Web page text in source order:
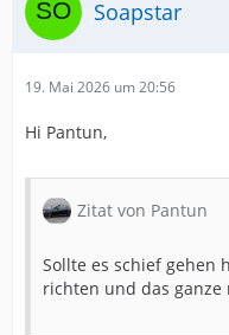
Soapstar
19. Mai 2026 um 20:56
Hi Pantun,
Zitat von Pantun
Sollte es schief gehen
richten und das ganze